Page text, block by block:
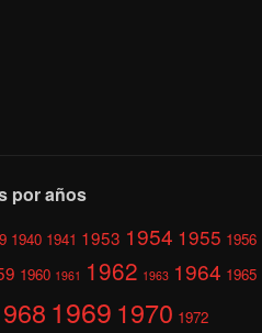
por años
1940 1941 1953 1954 1955 1956
1960 1961 1962 1963 1964 1965
1969 1970 1972